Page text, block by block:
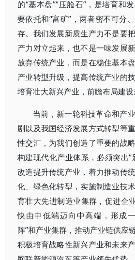
的“基本盘”“压舱石”，是培育和
要依托和“富矿”，两者密不可分
存。我们发展新质生产力不是要
产力对立起来，也不是一味发展
放弃传统产业，而是在稳住基本
产业转型升级，提高传统产业的
培育壮大新兴产业，前瞻布局建设
当前，新一轮科技革命和产
剧以及我国经济发展方式转型等
性交汇，为我们创造了重要的战
构建现代化产业体系，必须突出“
改造提升传统产业，着力推动传
化、绿色化转型，实施制造业技
育壮大先进制造业集群，促进企
快由中低端迈向中高端，形成
阵”和产业集群，推动产业链供应
积极培育战略性新兴产业和未来